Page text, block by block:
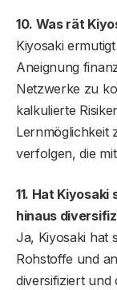
10. Was rät
Kiyosaki
Aneignung
Netzwerke zu
kalkulierte
Lernmöglichkeit
verfolgen, die
11. Hat
hinaus
Ja, Kiyosaki hat
Rohstoffe und
diversifiziert und